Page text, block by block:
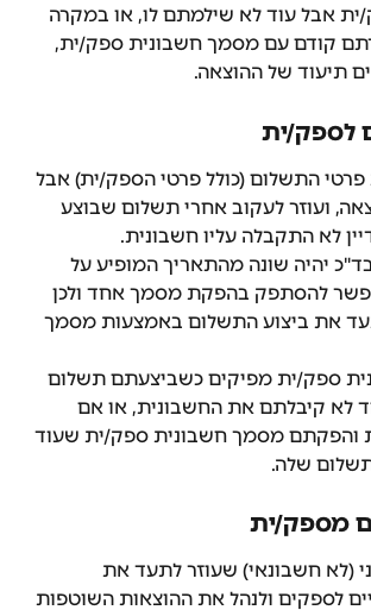
אבל עוד לא שילמתם לו, או במקרה
קודם עם מסמך חשבונית ספק/ית,
תיעוד של ההוצאה.
לספק/ית
התשלום (כולל פרטי הספק/ית) אבל
ועוזר לעקוב אחרי תשלום שבוצע
לא התקבלה עליו חשבונית.
יהיה שונה מהתאריך המופיע על
להסתפק בהפקת מסמך אחד ולכן
את ביצוע התשלום באמצעות מסמך
ספק/ית מפיקים כשביצעתם תשלום
לא קיבלתם את החשבונית, או אם
והפקתם מסמך חשבונית ספק/ית שעוד
שלה.
מספק/ית
(לא חשבונאי) שעוזר לתעד את
לספקים ולנהל את ההוצאות השוטפות